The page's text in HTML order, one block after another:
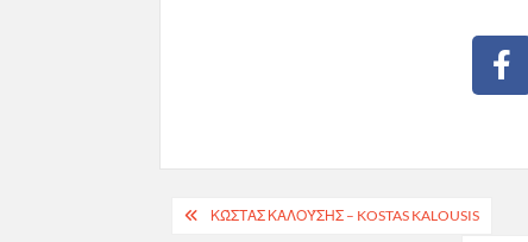
ΚΏΣΤΑΣ ΚΑΛΟΎΣΗΣ – KOSTAS KALOUSIS